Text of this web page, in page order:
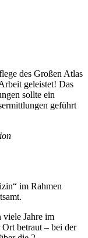
des Großen Atlas
geleistet! Das
sollte ein
geführt
im Rahmen
viele Jahre im
betraut – bei der